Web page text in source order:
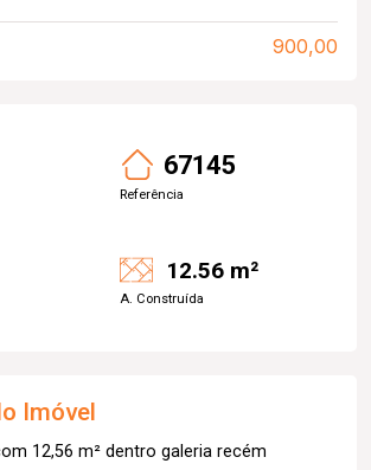
900,00
67145
Referência
12.56 m²
A. Construída
Imóvel
12,56 m² dentro galeria recém